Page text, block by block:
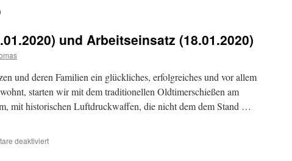
und Arbeitseinsatz (18.01.2020)
und deren Familien ein glückliches, erfolgreiches und vor allem
starten wir mit dem traditionellen Oldtimerschießen am
mit historischen Luftdruckwaffen, die nicht dem dem Stand …
deaktiviertfür